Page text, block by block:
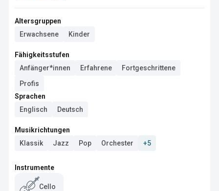
Altersgruppen
Erwachsene
Kinder
Fähigkeitsstufen
Anfänger*innen
Erfahrene
Fortgeschrittene
Profis
Sprachen
Englisch
Deutsch
Musikrichtungen
Klassik
Jazz Pop Orchester +5
Instrumente
Cello